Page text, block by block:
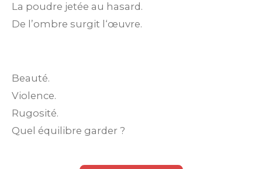
La poudre jetée au hasard.
De l’ombre surgit l‘œuvre.
Beauté.
Violence.
Rugosité.
Quel équilibre garder ?